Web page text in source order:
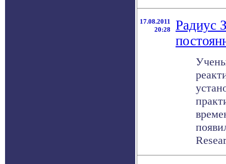
17.08.2011
20:28
Радиус